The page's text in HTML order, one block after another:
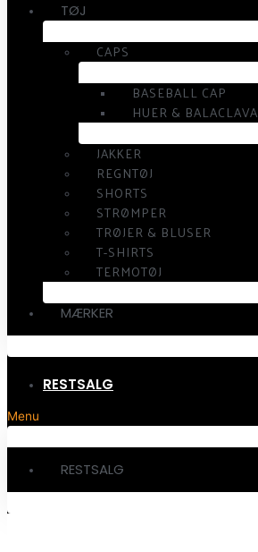
TØJ
CAPS
BASEBALL CAP
HUER & BALACLAVA
JAKKER
REGNTØJ
SHORTS
STRØMPER
TRØJER & BLUSER
T-SHIRTS
TERMOTØJ
MÆRKER
RESTSALG
Menu
RESTSALG